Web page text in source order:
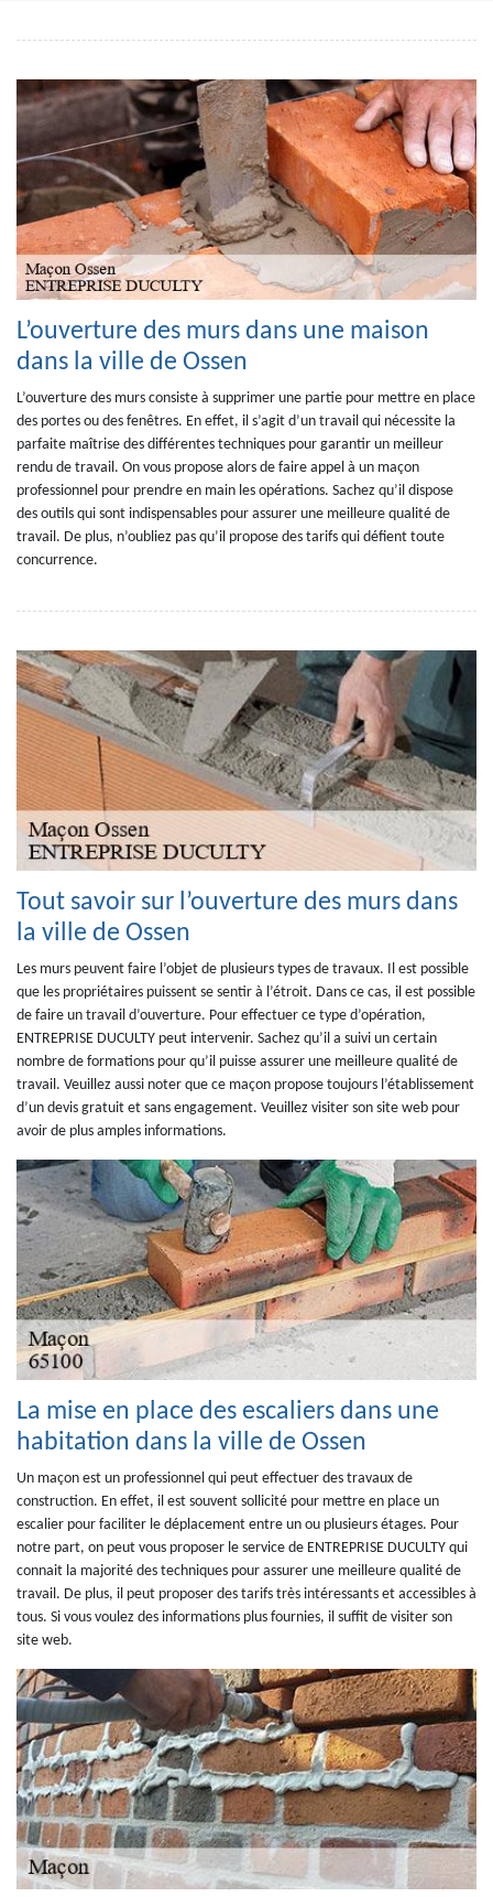
L’ouverture des murs dans une maison
dans la ville de Ossen
L’ouverture des murs consiste à supprimer une partie pour mettre en place
des portes ou des fenêtres. En effet, il s’agit d’un travail qui nécessite la
parfaite maîtrise des différentes techniques pour garantir un meilleur
rendu de travail. On vous propose alors de faire appel à un maçon
professionnel pour prendre en main les opérations. Sachez qu’il dispose
des outils qui sont indispensables pour assurer une meilleure qualité de
travail. De plus, n’oubliez pas qu’il propose des tarifs qui défient toute
concurrence.
Tout savoir sur l’ouverture des murs dans
la ville de Ossen
Les murs peuvent faire l’objet de plusieurs types de travaux. Il est possible
que les propriétaires puissent se sentir à l’étroit. Dans ce cas, il est possible
de faire un travail d’ouverture. Pour effectuer ce type d’opération,
ENTREPRISE DUCULTY peut intervenir. Sachez qu’il a suivi un certain
nombre de formations pour qu’il puisse assurer une meilleure qualité de
travail. Veuillez aussi noter que ce maçon propose toujours l’établissement
d’un devis gratuit et sans engagement. Veuillez visiter son site web pour
avoir de plus amples informations.
La mise en place des escaliers dans une
habitation dans la ville de Ossen
Un maçon est un professionnel qui peut effectuer des travaux de
construction. En effet, il est souvent sollicité pour mettre en place un
escalier pour faciliter le déplacement entre un ou plusieurs étages. Pour
notre part, on peut vous proposer le service de ENTREPRISE DUCULTY qui
connait la majorité des techniques pour assurer une meilleure qualité de
travail. De plus, il peut proposer des tarifs très intéressants et accessibles à
tous. Si vous voulez des informations plus fournies, il suffit de visiter son
site web.